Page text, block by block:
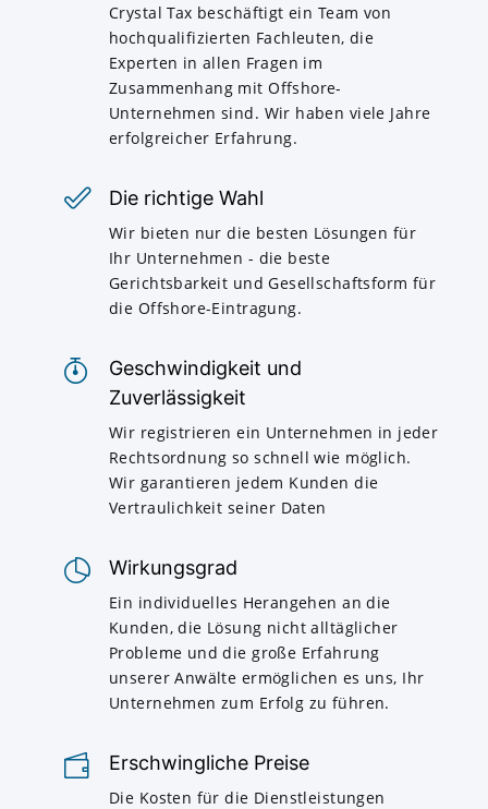
Crystal Tax beschäftigt ein Team von
hochqualifizierten Fachleuten, die
Experten in allen Fragen im
Zusammenhang mit Offshore-
Unternehmen sind. Wir haben viele Jahre
erfolgreicher Erfahrung.
Die richtige Wahl
Wir bieten nur die besten Lösungen für
Ihr Unternehmen - die beste
Gerichtsbarkeit und Gesellschaftsform für
die Offshore-Eintragung.
Geschwindigkeit und
Zuverlässigkeit
Wir registrieren ein Unternehmen in jeder
Rechtsordnung so schnell wie möglich.
Wir garantieren jedem Kunden die
Vertraulichkeit seiner Daten
Wirkungsgrad
Ein individuelles Herangehen an die
Kunden, die Lösung nicht alltäglicher
Probleme und die große Erfahrung
unserer Anwälte ermöglichen es uns, Ihr
Unternehmen zum Erfolg zu führen.
Erschwingliche Preise
Die Kosten für die Dienstleistungen